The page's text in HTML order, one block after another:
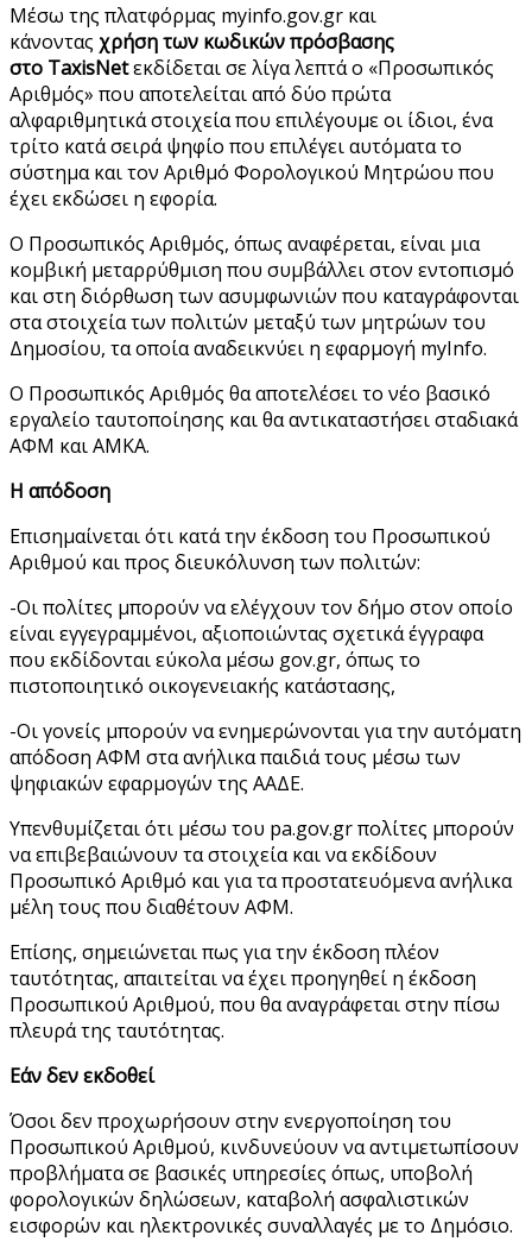
Μέσω της πλατφόρμας myinfo.gov.gr και
κάνοντας χρήση των κωδικών πρόσβασης
στο TaxisNetεκδίδεται σε λίγα λεπτά ο «Προσωπικός
Αριθμός» που αποτελείται από δύο πρώτα
αλφαριθμητικά στοιχεία που επιλέγουμε οι ίδιοι, ένα
τρίτο κατά σειρά ψηφίο που επιλέγει αυτόματα το
σύστημα και τον Αριθμό Φορολογικού Μητρώου που
έχει εκδώσει η εφορία.
Ο Προσωπικός Αριθμός, όπως αναφέρεται, είναι μια
κομβική μεταρρύθμιση που συμβάλλει στον εντοπισμό
και στη διόρθωση των ασυμφωνιών που καταγράφονται
στα στοιχεία των πολιτών μεταξύ των μητρώων του
Δημοσίου, τα οποία αναδεικνύει η εφαρμογή myInfo.
Ο Προσωπικός Αριθμός θα αποτελέσει το νέο βασικό
εργαλείο ταυτοποίησης και θα αντικαταστήσει σταδιακά
ΑΦΜ και ΑΜΚΑ.
Η απόδοση
Επισημαίνεται ότι κατά την έκδοση του Προσωπικού
Αριθμού και προς διευκόλυνση των πολιτών:
-Οι πολίτες μπορούν να ελέγχουν τον δήμο στον οποίο
είναι εγγεγραμμένοι, αξιοποιώντας σχετικά έγγραφα
που εκδίδονται εύκολα μέσω gov.gr, όπως το
πιστοποιητικό οικογενειακής κατάστασης,
-Οι γονείς μπορούν να ενημερώνονται για την αυτόματη
απόδοση ΑΦΜ στα ανήλικα παιδιά τους μέσω των
ψηφιακών εφαρμογών της ΑΑΔΕ.
Υπενθυμίζεται ότι μέσω του pa.gov.gr πολίτες μπορούν
να επιβεβαιώνουν τα στοιχεία και να εκδίδουν
Προσωπικό Αριθμό και για τα προστατευόμενα ανήλικα
μέλη τους που διαθέτουν ΑΦΜ.
Επίσης, σημειώνεται πως για την έκδοση πλέον
ταυτότητας, απαιτείται να έχει προηγηθεί η έκδοση
Προσωπικού Αριθμού, που θα αναγράφεται στην πίσω
πλευρά της ταυτότητας.
Εάν δεν εκδοθεί
Όσοι δεν προχωρήσουν στην ενεργοποίηση του
Προσωπικού Αριθμού, κινδυνεύουν να αντιμετωπίσουν
προβλήματα σε βασικές υπηρεσίες όπως, υποβολή
φορολογικών δηλώσεων, καταβολή ασφαλιστικών
εισφορών και ηλεκτρονικές συναλλαγές με το Δημόσιο.